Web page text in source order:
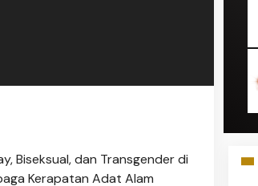
Biseksual, dan Transgender di
Kerapatan Adat Alam